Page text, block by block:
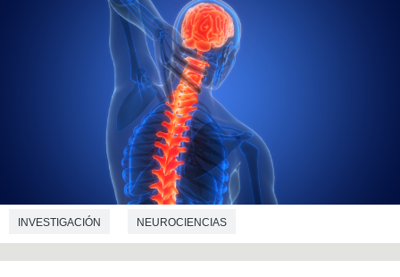
INVESTIGACIÓN NEUROCIENCIAS